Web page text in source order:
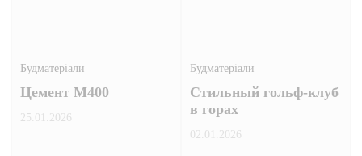
Будматеріали
Цемент М400
25.01.2026
Будматеріали
Стильный гольф-клуб
в горах
02.01.2026